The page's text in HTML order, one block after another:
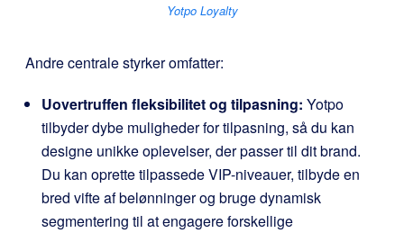
Yotpo Loyalty
Andre centrale styrker omfatter:
Uovertruffen fleksibilitet og tilpasning: Yotpo
tilbyder dybe muligheder for tilpasning, så du kan
designe unikke oplevelser, der passer til dit brand.
Du kan oprette tilpassede VIP-niveauer, tilbyde en
bred vifte af belønninger og bruge dynamisk
segmentering til at engagere forskellige